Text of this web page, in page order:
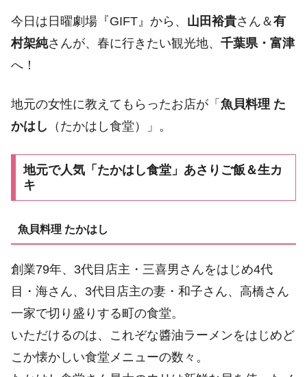
今日は日曜劇場『GIFT』から、 山田裕貴さん＆有
村架純さんが、春に行きたい観光地、 千葉県・富津
へ！
地元の女性に教えてもらったお店が「 魚貝料理 た
かはし （たかはし食堂）」。
地元で人気「たかはし食堂」あさりご飯＆生カ
キ
魚貝料理 たかはし
創業79年、3代目店主・三喜男さんをはじめ4代
目・海さん、3代目店主の妻・和子さん、高橋さん
一家で切り盛りする町の食堂。
いただけるのは、これぞな醬油ラーメンをはじめど
こか懐かしい食堂メニューの数々。